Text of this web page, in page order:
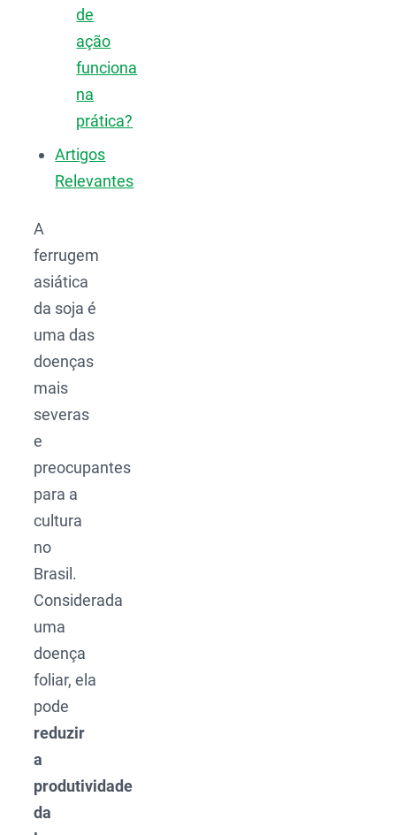
de
ação
funciona
na
prática?
Artigos
Relevantes
A
ferrugem
asiática
da soja é
uma das
doenças
mais
severas
e
preocupantes
para a
cultura
no
Brasil.
Considerada
uma
doença
foliar, ela
pode
reduzir
a
produtividade
da